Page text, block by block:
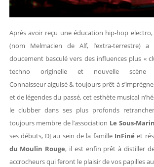
Après avoir reçu une éducation hip-hop
(nom Melmacien de Alf, l’extra-terrestre)
doucement basculé vers des influences plus «
techno originelle et nouvelle scène
Connaisseur aiguisé & toujours prêt à
et de légendes du passé, cet esthète musical
le clubber dans ses plus profonds
toujours membre de l’association Le Sous-Marin
ses débuts, DJ au sein de la famille InFiné et
du Moulin Rouge, il est enfin prêt à distiller
accrocheurs qui feront le plaisir de vos papilles